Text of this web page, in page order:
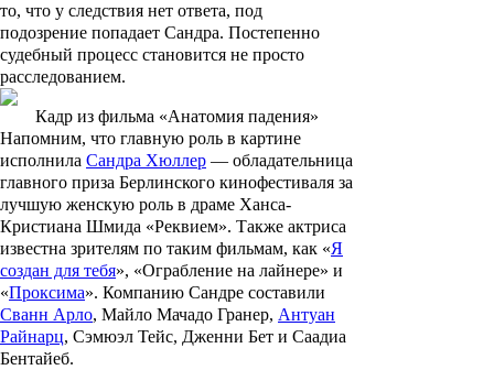
то, что у следствия нет ответа, под
подозрение попадает Сандра. Постепенно
судебный процесс становится не просто
расследованием.
Кадр из фильма «Анатомия падения»
Напомним, что главную роль в картине
исполнила Сандра Хюллер — обладательница
главного приза Берлинского кинофестиваля за
лучшую женскую роль в драме Ханса-
Кристиана Шмида «Реквием». Также актриса
известна зрителям по таким фильмам, как «Я
создан для тебя», «Ограбление на лайнере» и
«Проксима». Компанию Сандре составили
Сванн Арло, Майло Мачадо Гранер, Антуан
Райнарц, Сэмюэл Тейс, Дженни Бет и Саадиа
Бентайеб.